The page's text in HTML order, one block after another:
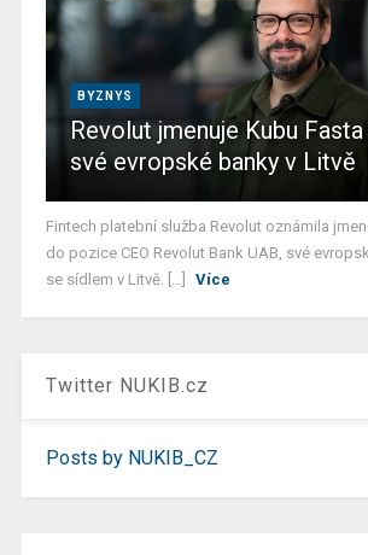
BYZNYS
Revolut jmenuje Kubu
své evropské banky v Litvě
Fintech platební služba Revolut oznámila
do pozice CEO Revolut Bank UAB, své
se sídlem v Litvě. [...]
Více
Twitter NUKIB.cz
Posts by NUKIB_CZ